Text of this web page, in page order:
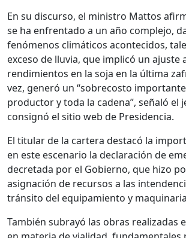
En su discurso, el ministro Mattos
se ha enfrentado a un año complejo,
fenómenos climáticos acontecidos,
exceso de lluvia, que implicó un ajuste
rendimientos en la soja en la última
vez, generó un “sobrecosto
productor y toda la cadena”, señaló el
consignó el sitio web de Presidencia.
El titular de la cartera destacó la
en este escenario la declaración de
decretada por el Gobierno, que hizo
asignación de recursos a las
tránsito del equipamiento y
También subrayó las obras realizadas